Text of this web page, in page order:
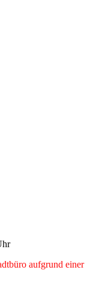
aufgrund einer